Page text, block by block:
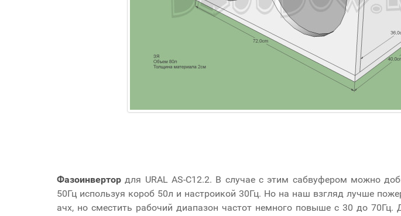
Фазоинвертор для URAL AS-C12.2. В случае с этим сабвуфером можно
50Гц используя короб 50л и настроикой 30Гц. Но на наш взгляд лучше
ачх, но сместить рабочий диапазон частот немного повыше с 30 до 70Гц.